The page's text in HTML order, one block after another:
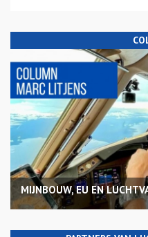
MIJNBOUW, EU EN